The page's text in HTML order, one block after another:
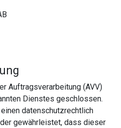
Auftragsverarbeitung (AVV)
Dienstes geschlossen.
datenschutzrechtlich
gewährleistet, dass dieser